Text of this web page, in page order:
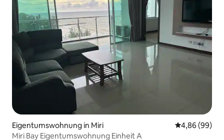
Eigentumswohnung in Miri
4,86 (99)
Miri Bay Eigentumswohnung Einheit A